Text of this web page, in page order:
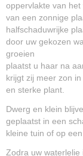
oppervlakte van
van een zonnige
halfschaduwrijke
door uw gekozen
groeien
plaatst u haar na
krijgt zij meer zon
en sterke plant.
Dwerg en klein
geplaatst in een
kleine tuin of op
Zodra uw